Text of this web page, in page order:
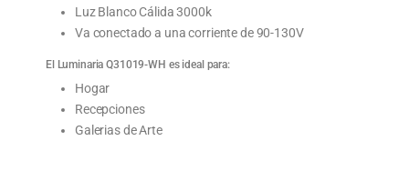
Luz Blanco Cálida 3000k
Va conectado a una corriente de 90-130V
El Luminaria Q31019-WH es ideal para:
Hogar
Recepciones
Galerias de Arte